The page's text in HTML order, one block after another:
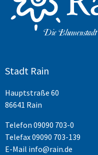
Stadt Rain
Hauptstraße 60
86641 Rain
Telefon 09090 703-0
Telefax 09090 703-139
E-Mail info@rain.de